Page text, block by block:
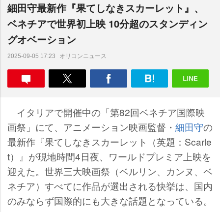
細田守最新作『果てしなきスカーレット』、
ベネチアで世界初上映 10分超のスタンディン
グオベーション
2025-09-05 17:23 オリコンニュース
イタリアで開催中の「第82回ベネチア国際映
画祭」にて、アニメーション映画監督・ 細田守の
最新作『果てしなきスカーレット（英題：Scarle
t）』が現地時間4日夜、ワールドプレミア上映を
迎えた。世界三大映画祭（ベルリン、カンヌ、ベ
ネチア）すべてに作品が選出される快挙は、国内
のみならず国際的にも大きな話題となっている。